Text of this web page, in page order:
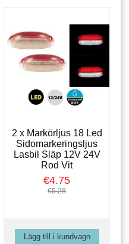
2 x Markörljus 18 Led
Sidomarkeringsljus
Lasbil Släp 12V 24V
Rod Vit
€4.75
€5.28